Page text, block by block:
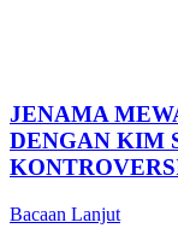
JENAMA
DENGAN KIM
Bacaan Lanjut